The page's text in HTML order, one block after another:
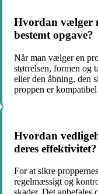
Hvordan vælger
bestemt opgave?
Når man vælger en
størrelsen, formen og
eller den åbning, den
proppen er
Hvordan
deres effektivitet?
For at sikre
regelmæssigt og